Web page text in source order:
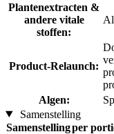
Plantenextracten &
andere vitale
stoffen:
Product-Relaunch:
Algen:
Samenstelling
Samenstellingper